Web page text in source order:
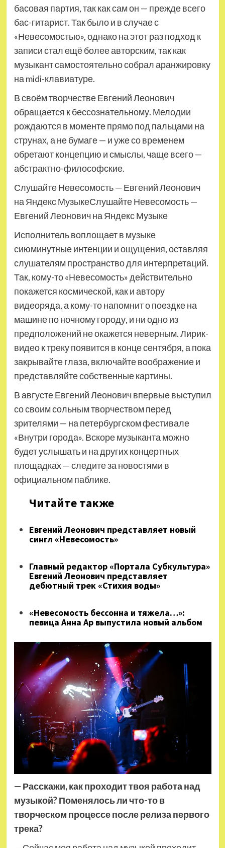
басовая партия, так как сам он — прежде всего
бас-гитарист. Так было и в случае с
«Невесомостью», однако на этот раз подход к
записи стал ещё более авторским, так как
музыкант самостоятельно собрал аранжировку
на midi-клавиатуре.
В своём творчестве Евгений Леонович
обращается к бессознательному. Мелодии
рождаются в моменте прямо под пальцами на
струнах, а не бумаге — и уже со временем
обретают концепцию и смыслы, чаще всего —
абстрактно-философские.
Слушайте Невесомость — Евгений Леонович
на Яндекс МузыкеСлушайте Невесомость —
Евгений Леонович на Яндекс Музыке
Исполнитель воплощает в музыке
сиюминутные интенции и ощущения, оставляя
слушателям пространство для интерпретаций.
Так, кому-то «Невесомость» действительно
покажется космической, как и автору
видеоряда, а кому-то напомнит о поездке на
машине по ночному городу, и ни одно из
предположений не окажется неверным. Лирик-
видео к треку появится в конце сентября, а пока
закрывайте глаза, включайте воображение и
представляйте собственные картины.
В августе Евгений Леонович впервые выступил
со своим сольным творчеством перед
зрителями — на петербургском фестивале
«Внутри города». Вскоре музыканта можно
будет услышать и на других концертных
площадках — следите за новостями в
официальном паблике.
Читайте также
Евгений Леонович представляет новый
сингл «Невесомость»
Главный редактор «Портала Субкультура»
Евгений Леонович представляет
дебютный трек «Стихия воды»
«Невесомость бессонна и тяжела…»:
певица Анна Ар выпустила новый альбом
— Расскажи, как проходит твоя работа над
музыкой? Поменялось ли что-то в
творческом процессе после релиза первого
трека?